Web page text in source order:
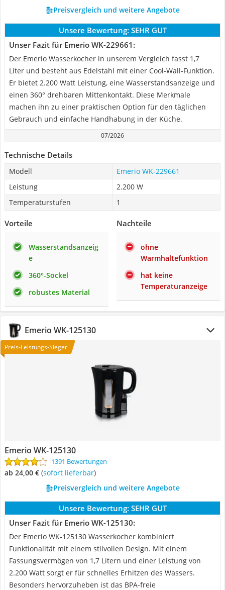
Preisvergleich und weitere Angebote
Unsere Bewertung: SEHR GUT
Unser Fazit für Emerio WK-229661:
Der Emerio Wasserkocher in unserem Vergleich fasst 1,7
Liter und besteht aus Edelstahl mit einer Cool-Wall-Funktion.
Er bietet 2.200 Watt Leistung, eine Wasserstandsanzeige und
einen 360° drehbaren Mittenkontakt. Diese Merkmale
machen ihn zu einer praktischen Option für den täglichen
Gebrauch und einfache Handhabung in der Küche.
07/2026
Technische Details
Modell
Emerio WK-229661
Leistung
2.200 W
Temperaturstufen
1
Vorteile
Wasserstandsanzeig
e
360°-Sockel
robustes Material
Nachteile
ohne
Warmhaltefunktion
hat keine
Temperaturanzeige
Emerio WK-125130
Preis-Leistungs-Sieger
Emerio WK-125130
1391 Bewertungen
ab 24,00 € ( Sofort lieferbar)
Preisvergleich und weitere Angebote
Unsere Bewertung: SEHR GUT
Unser Fazit für Emerio WK-125130:
Der Emerio WK-125130 Wasserkocher kombiniert
Funktionalität mit einem stilvollen Design. Mit einem
Fassungsvermögen von 1,7 Litern und einer Leistung von
2.200 Watt sorgt er für schnelles Erhitzen des Wassers.
Besonders hervorzuheben ist das BPA-freie